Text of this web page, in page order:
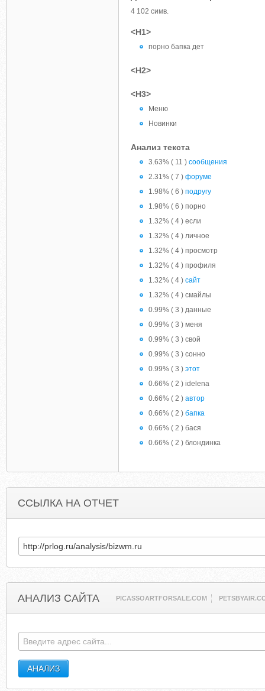
4 102 симв.
<H1>
порно бапка дет
<H2>
<H3>
Меню
Новинки
Анализ текста
3.63% ( 11 ) сообщения
2.31% ( 7 ) форуме
1.98% ( 6 ) подругу
1.98% ( 6 ) порно
1.32% ( 4 ) если
1.32% ( 4 ) личное
1.32% ( 4 ) просмотр
1.32% ( 4 ) профиля
1.32% ( 4 ) сайт
1.32% ( 4 ) смайлы
0.99% ( 3 ) данные
0.99% ( 3 ) меня
0.99% ( 3 ) свой
0.99% ( 3 ) сонно
0.99% ( 3 ) этот
0.66% ( 2 ) idelena
0.66% ( 2 ) автор
0.66% ( 2 ) бапка
0.66% ( 2 ) бася
0.66% ( 2 ) блондинка
ССЫЛКА НА ОТЧЕТ
АНАЛИЗ САЙТА PICASSOARTFORSALE.COM